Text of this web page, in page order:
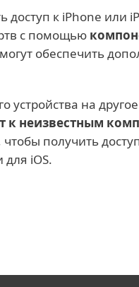
к iPhone или
с помощью
обеспечить
устройства на
к неизвестным
получить
для iOS.